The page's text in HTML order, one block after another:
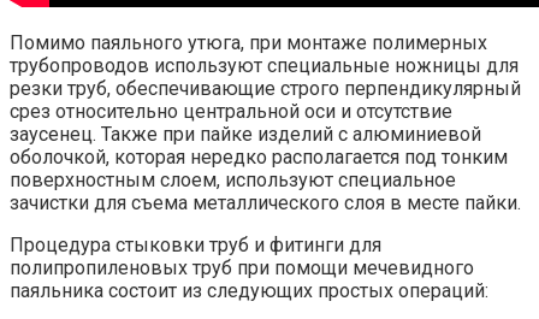
Помимо паяльного утюга, при монтаже полимерных
трубопроводов используют специальные ножницы для
резки труб, обеспечивающие строго перпендикулярный
срез относительно центральной оси и отсутствие
заусенец. Также при пайке изделий с алюминиевой
оболочкой, которая нередко располагается под тонким
поверхностным слоем, используют специальное
зачистки для съема металлического слоя в месте пайки.
Процедура стыковки труб и фитинги для
полипропиленовых труб при помощи мечевидного
паяльника состоит из следующих простых операций: